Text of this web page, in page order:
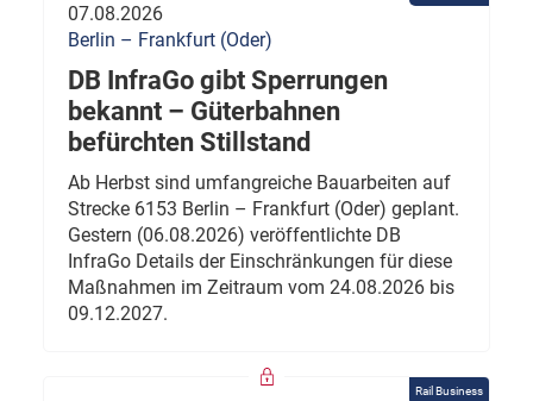
07.08.2026
Berlin – Frankfurt (Oder)
DB InfraGo gibt Sperrungen
bekannt – Güterbahnen
befürchten Stillstand
Ab Herbst sind umfangreiche Bauarbeiten auf
Strecke 6153 Berlin – Frankfurt (Oder) geplant.
Gestern (06.08.2026) veröffentlichte DB
InfraGo Details der Einschränkungen für diese
Maßnahmen im Zeitraum vom 24.08.2026 bis
09.12.2027.
Rail Business